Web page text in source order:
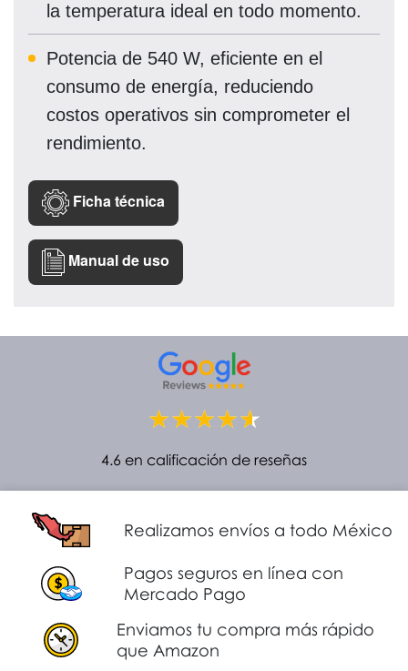
la temperatura ideal en todo momento.
Potencia de 540 W, eficiente en el
consumo de energía, reduciendo
costos operativos sin comprometer el
rendimiento.
Ficha técnica
Manual de uso
4.6 en calificación de reseñas
Realizamos envíos a todo México
Pagos seguros en línea con
Mercado Pago
Enviamos tu compra más rápido
que Amazon